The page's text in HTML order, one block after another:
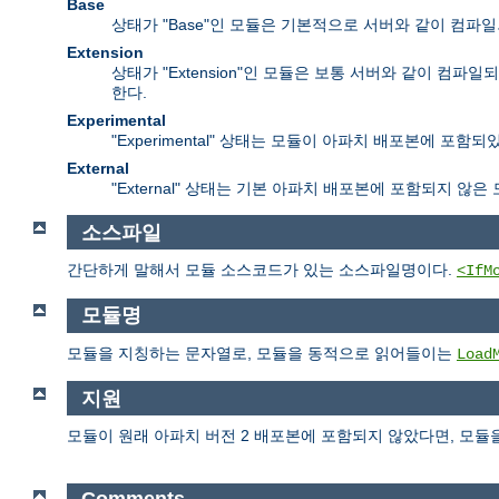
Base
상태가 "Base"인 모듈은 기본적으로 서버와 같이 컴파
Extension
상태가 "Extension"인 모듈은 보통 서버와 같이 컴파일
한다.
Experimental
"Experimental" 상태는 모듈이 아파치 배포본에 포함되
External
"External" 상태는 기본 아파치 배포본에 포함되지 않
소스파일
간단하게 말해서 모듈 소스코드가 있는 소스파일명이다.
모듈명
모듈을 지칭하는 문자열로, 모듈을 동적으로 읽어들이는
지원
모듈이 원래 아파치 버전 2 배포본에 포함되지 않았다면, 모